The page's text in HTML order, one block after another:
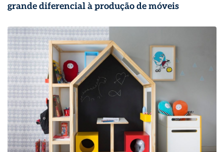
grande diferencial à produção de móveis